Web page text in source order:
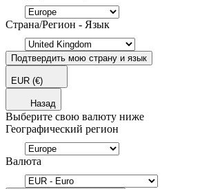
Страна/Регион - Язык
Подтвердить мою страну и язык
EUR (€)
Назад
Выберите свою валюту ниже
Географический регион
Валюта